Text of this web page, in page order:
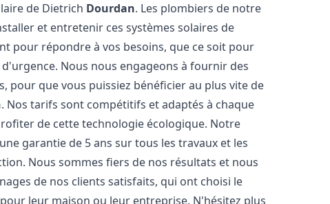
de Dietrich Dourdan. Les plombiers de notre
et entretenir ces systèmes solaires de
pour répondre à vos besoins, que ce soit pour
Nous nous engageons à fournir des
pour que vous puissiez bénéficier au plus vite de
. Nos tarifs sont compétitifs et adaptés à chaque
de cette technologie écologique. Notre
garantie de 5 ans sur tous les travaux et les
Nous sommes fiers de nos résultats et nous
de nos clients satisfaits, qui ont choisi le
pour leur maison ou leur entreprise. N'hésitez plus